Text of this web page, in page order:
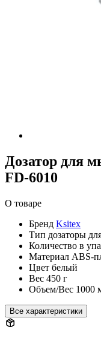
Дозатор для
FD-6010
О товаре
Бренд Ksitex
Тип дозаторы
Количество в
Материал ABS-
Цвет белый
Вес 450 г
Объем/Вес 1000
Все характеристики